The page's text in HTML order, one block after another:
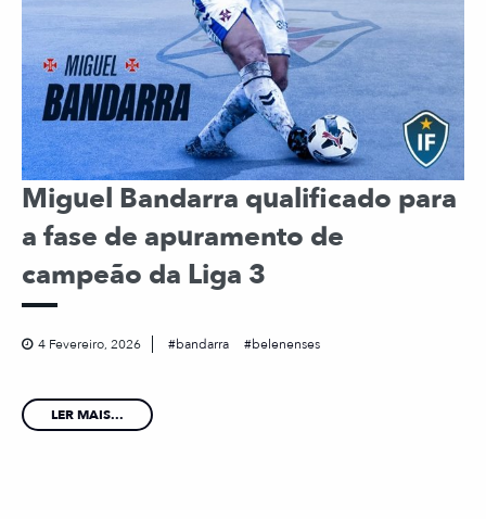
Miguel Bandarra qualificado para
a fase de apuramento de
campeão da Liga 3
4 Fevereiro, 2026 bandarra belenenses
LER MAIS...